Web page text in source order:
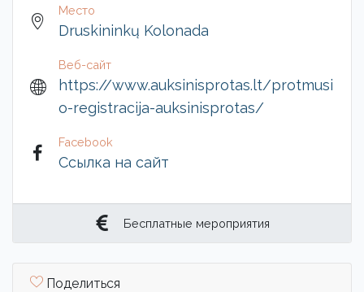
Место
Druskininkų Kolonada
Веб-сайт
https://www.auksinisprotas.lt/protmusi
o-registracija-auksinisprotas/
Facebook
Ссылка на сайт
Бесплатные мероприятия
Поделиться